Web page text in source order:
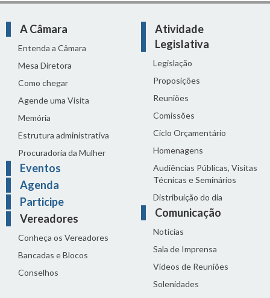
A Câmara
Entenda a Câmara
Mesa Diretora
Como chegar
Agende uma Visita
Memória
Estrutura administrativa
Procuradoria da Mulher
Eventos
Agenda
Participe
Vereadores
Conheça os Vereadores
Bancadas e Blocos
Conselhos
Atividade
Legislativa
Legislação
Proposições
Reuniões
Comissões
Ciclo Orçamentário
Homenagens
Audiências Públicas, Visitas
Técnicas e Seminários
Distribuição do dia
Comunicação
Notícias
Sala de Imprensa
Vídeos de Reuniões
Solenidades